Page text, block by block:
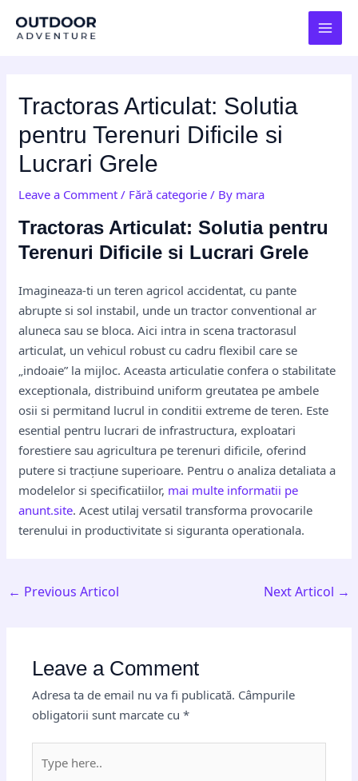
Tractoras Articulat: Solutia
pentru Terenuri Dificile si
Lucrari Grele
Leave a Comment / Fără categorie / By mara
Tractoras Articulat: Solutia pentru
Terenuri Dificile si Lucrari Grele
Imagineaza-ti un teren agricol accidentat, cu pante
abrupte si sol instabil, unde un tractor conventional ar
aluneca sau se bloca. Aici intra in scena tractorasul
articulat, un vehicul robust cu cadru flexibil care se
„indoaie” la mijloc. Aceasta articulatie confera o stabilitate
exceptionala, distribuind uniform greutatea pe ambele
osii si permitand lucrul in conditii extreme de teren. Este
esential pentru lucrari de infrastructura, exploatari
forestiere sau agricultura pe terenuri dificile, oferind
putere si tracțiune superioare. Pentru o analiza detaliata a
modelelor si specificatiilor, mai multe informatii pe
anunt.site. Acest utilaj versatil transforma provocarile
terenului in productivitate si siguranta operationala.
navigation
← Previous Articol Next Articol →
Leave a Comment
Adresa ta de email nu va fi publicată. Câmpurile
obligatorii sunt marcate cu*
here..